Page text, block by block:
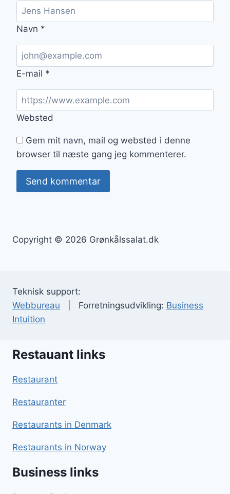
Navn *
E-mail *
Websted
Gem mit navn, mail og websted i denne
browser til næste gang jeg kommenterer.
Copyright © 2026 Grønkålssalat.dk
Teknisk support:
Webbureau | Forretningsudvikling: Business
Intuition
Restauant links
Restaurant
Restauranter
Restaurants in Denmark
Restaurants in Norway
Business links